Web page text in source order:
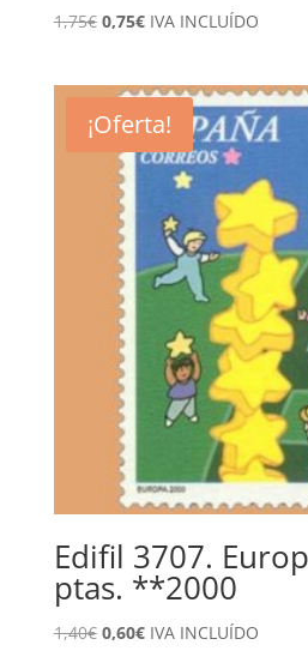
1,75€ El
era:
1,75€.
0,75€El
es:
0,75€.
IVA INCLUÍDO
¡Oferta!
Edifil 3707.
ptas. **2000
1,40€ El
0,60€ElIVA INCLUÍDO